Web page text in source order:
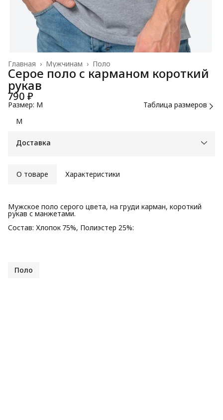
Поло
Мужчинам ›
Главная ›
Серое поло с карманом короткий
рукав
790 ₽
Размер: M
Таблица размеров
M
Доставка
О товаре Характеристики
Мужское поло серого цвета, на груди карман, короткий
рукав с манжетами.
Состав: Хлопок 75%, Полиэстер 25%:
Поло